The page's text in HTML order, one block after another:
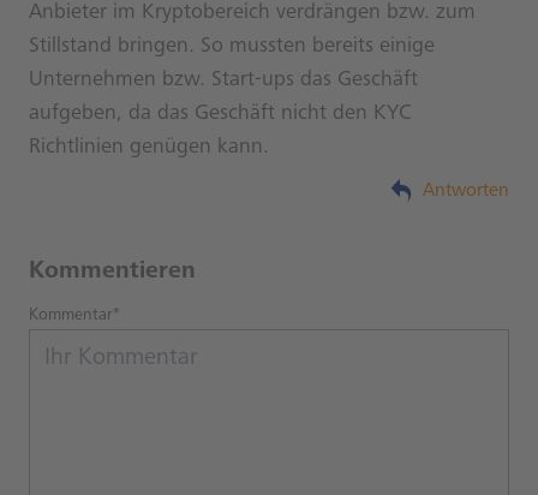
Anbieter im Kryptobereich verdrängen bzw. zum
Stillstand bringen. So mussten bereits einige
Unternehmen bzw. Start-ups das Geschäft
aufgeben, da das Geschäft nicht den KYC
Richtlinien genügen kann.
Antworten
Kommentieren
Kommentar*